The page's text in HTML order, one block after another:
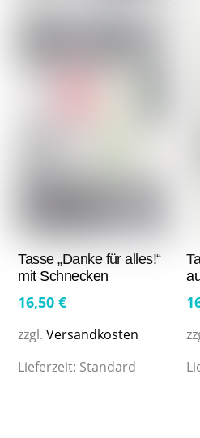
Tasse „Danke für alles!“
mit Schnecken
16,50€
zzgl.Versandkosten
Lieferzeit: Standard